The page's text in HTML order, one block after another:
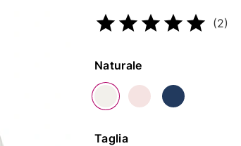
(2)
Colore
Naturale
Taglia